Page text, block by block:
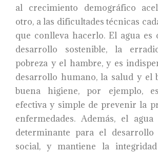
al crecimiento demográfico
otro, a las dificultades técnicas
que conlleva hacerlo. El agua es crítica para el
desarrollo sostenible, la
pobreza y el hambre, y es
desarrollo humano, la salud y el
buena higiene, por ejemplo,
efectiva y simple de prevenir la
enfermedades. Además, el
determinante para el
social, y mantiene la